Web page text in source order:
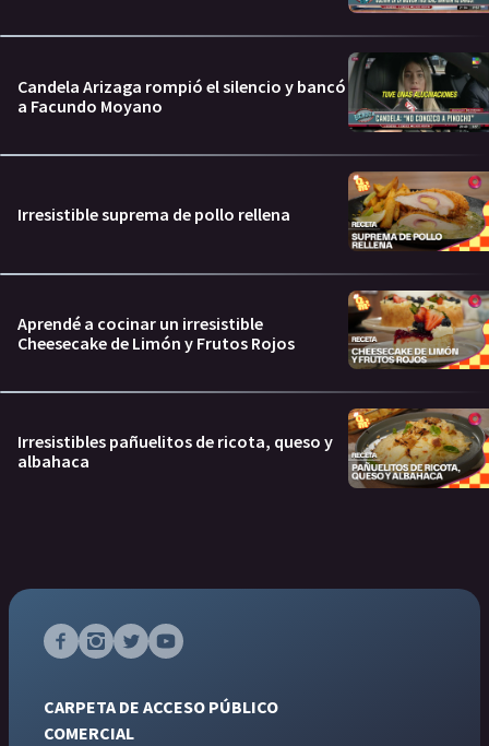
Candela Arizaga rompió el silencio y bancó
a Facundo Moyano
Irresistible suprema de pollo rellena
Aprendé a cocinar un irresistible
Cheesecake de Limón y Frutos Rojos
Irresistibles pañuelitos de ricota, queso y
albahaca
CARPETA DE ACCESO PÚBLICO
COMERCIAL